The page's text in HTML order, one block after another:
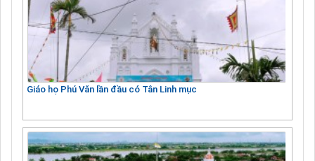
Giáo họ Phú Văn lần đầu có Tân Linh mục